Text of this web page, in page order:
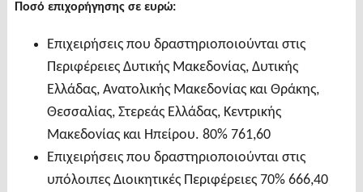
Ποσό επιχορήγησης σε ευρώ:
Επιχειρήσεις που δραστηριοποιούνται στις
Περιφέρειες Δυτικής Μακεδονίας, Δυτικής
Ελλάδας, Ανατολικής Μακεδονίας και Θράκης,
Θεσσαλίας, Στερεάς Ελλάδας, Κεντρικής
Μακεδονίας και Ηπείρου. 80% 761,60
Επιχειρήσεις που δραστηριοποιούνται στις
υπόλοιπες Διοικητικές Περιφέρειες 70% 666,40